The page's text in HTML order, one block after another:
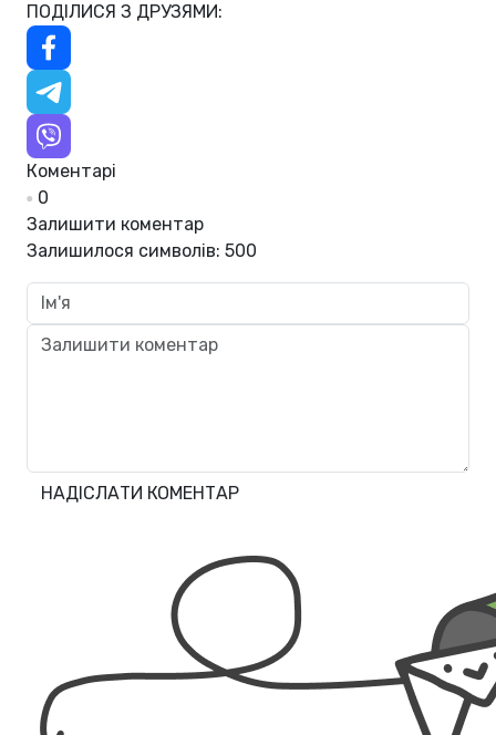
ПОДІЛИСЯ З ДРУЗЯМИ:
Коментарі
0
Залишити коментар
Залишилося символів: 500
НАДІСЛАТИ КОМЕНТАР